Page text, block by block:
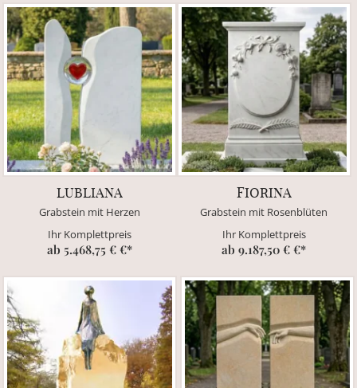
LUBLIANA
Grabstein mit Herzen
Ihr Komplettpreis
ab 5.468,75 € €*
FIORINA
Grabstein mit Rosenblüten
Ihr Komplettpreis
ab 9.187,50 € €*